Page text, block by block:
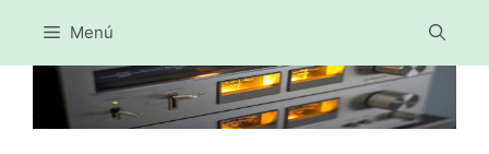
Saltar
al
contenido
Menú